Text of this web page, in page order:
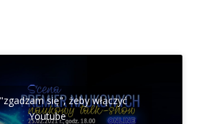
się", żeby włączyć
Youtube